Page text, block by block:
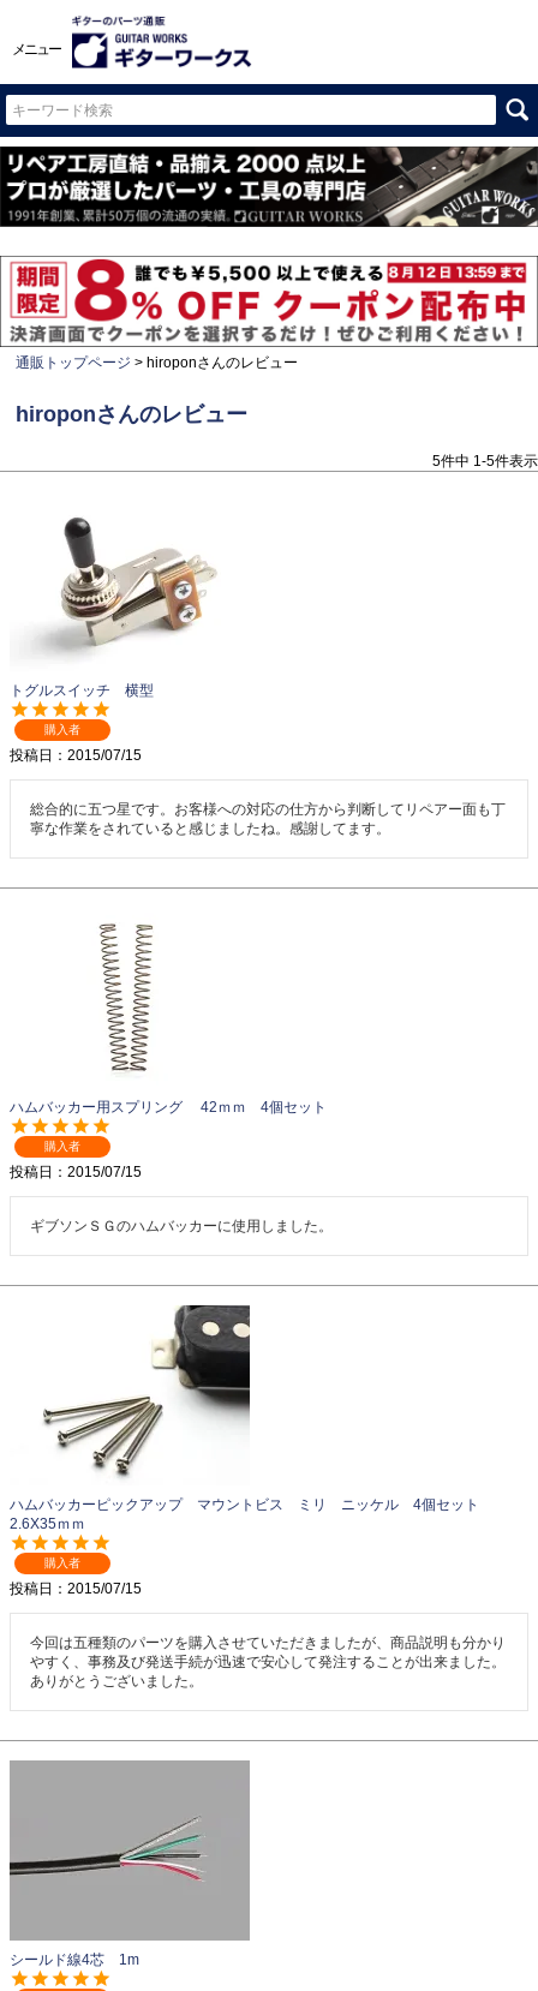
メニュー
通販トップページ hiroponさんのレビュー
hiroponさんのレビュー
5件中 1-5件表示
トグルスイッチ 横型
購入者
投稿日 2015/07/15
総合的に五つ星です。お客様への対応の仕方から判断してリペアー面も丁
寧な作業をされていると感じましたね。感謝してます。
ハムバッカー用スプリング 42ｍｍ 4個セット
購入者
投稿日 2015/07/15
ギブソンＳＧのハムバッカーに使用しました。
ハムバッカーピックアップ マウントビス ミリ ニッケル 4個セット
2.6X35ｍｍ
購入者
投稿日 2015/07/15
今回は五種類のパーツを購入させていただきましたが、商品説明も分かり
やすく、事務及び発送手続が迅速で安心して発注することが出来ました。
ありがとうございました。
シールド線4芯 1m